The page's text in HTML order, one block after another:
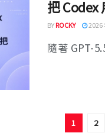
把 Codex
BYROCKY 2026
隨著 GPT-
1 2